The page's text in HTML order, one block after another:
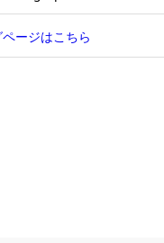
ージはこちら